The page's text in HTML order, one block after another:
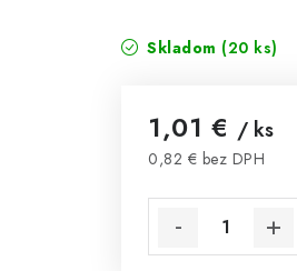
Skladom (20 ks)
1,01 € / ks
0,82 € bez DPH